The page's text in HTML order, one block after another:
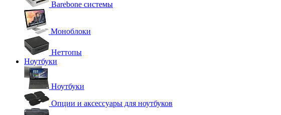
Barebone системы
Моноблоки
Неттопы
Ноутбуки
Ноутбуки
Опции и аксессуары для ноутбуков